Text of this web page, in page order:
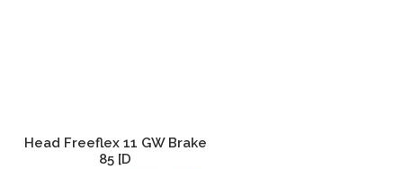
В корзину
Head Freeflex 11 GW Brake
85 [D